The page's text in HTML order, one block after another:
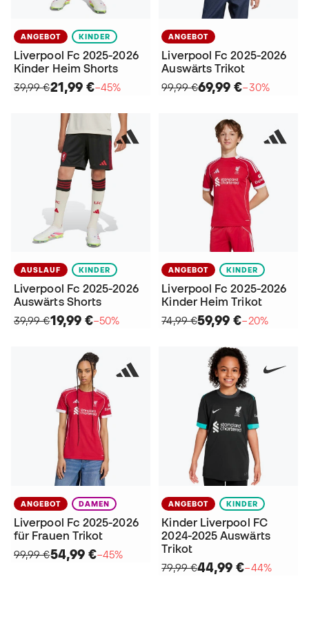
ANGEBOT KINDER
Liverpool Fc 2025-2026
Kinder Heim Shorts
39,99 €21,99 €−45%
ANGEBOT
Liverpool Fc 2025-2026
Auswärts Trikot
99,99 €69,99 €−30%
AUSLAUF KINDER
Liverpool Fc 2025-2026
Auswärts Shorts
39,99 €19,99 €−50%
ANGEBOT KINDER
Liverpool Fc 2025-2026
Kinder Heim Trikot
74,99 €59,99 €−20%
ANGEBOT DAMEN
Liverpool Fc 2025-2026
für Frauen Trikot
99,99 €54,99 €−45%
ANGEBOT KINDER
Kinder Liverpool FC
2024-2025 Auswärts
Trikot
79,99 €44,99 €−44%